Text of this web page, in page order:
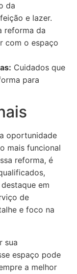
da
e lazer.
reforma da
com o espaço
Cuidados que
para
oportunidade
mais funcional
reforma, é
em
de
e foco na
sua
espaço pode
a melhor